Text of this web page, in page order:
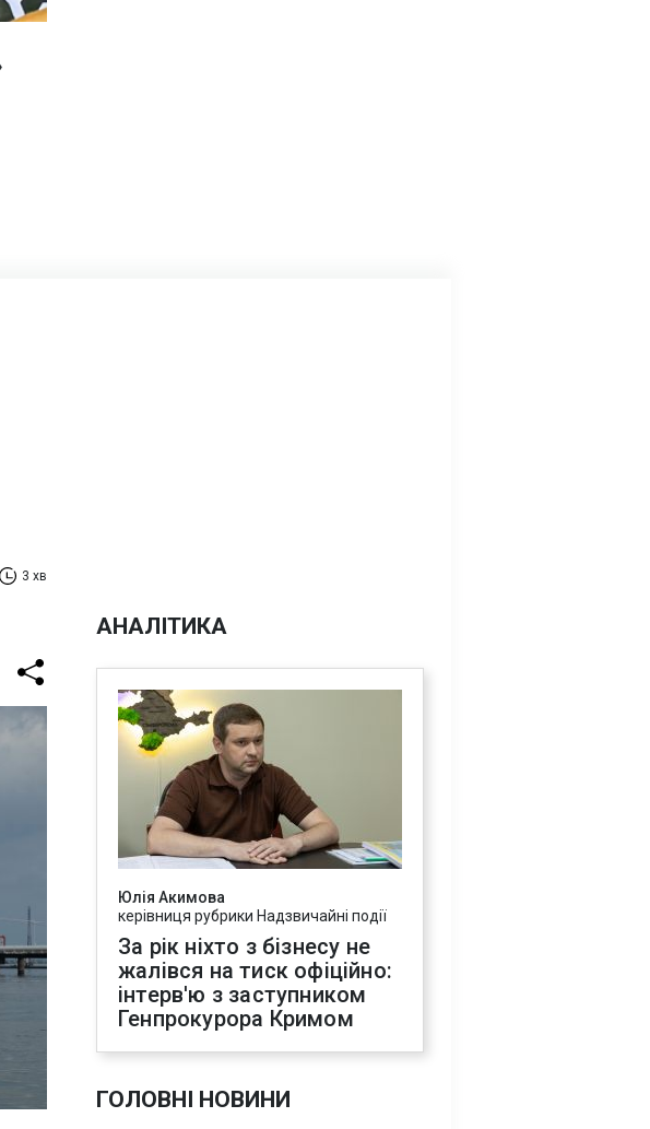
3 хв
АНАЛІТИКА
Юлія Акимова
керівниця рубрики Надзвичайні події
За рік ніхто з бізнесу не
жалівся на тиск офіційно:
інтерв'ю з заступником
Генпрокурора Кримом
ГОЛОВНІ НОВИНИ